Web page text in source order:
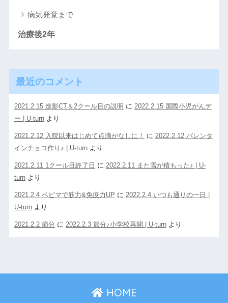
病気発覚まで
治療後2年
最近のコメント
2021.2.15 造影CT＆2クール目の説明 に 2022.2.15 国際小児がんデ
ー | U-turnより
2021.2.12 入院以来はじめて点滴がなしに！ に 2022.2.12 バレンタ
インチョコ作り♪ | U-turnより
2021.2.11 1クール目終了日 に 2022.2.11 また雪が積もった♪ | U-
turnより
2021.2.4 ベビマで筋力&免疫力UP に 2022.2.4 いつも通りの一日 |
U-turnより
2021.2.2 節分 に 2022.2.3 節分♪小学校再開 | U-turnより
HOME